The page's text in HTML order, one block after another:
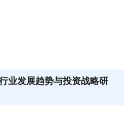
业发展趋势与投资战略研